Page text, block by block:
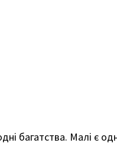
багатства. Малі є